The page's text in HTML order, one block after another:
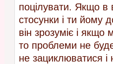
поцілувати. Якщо в
стосунки і ти йому
він зрозуміє і якщо
то проблеми не
не зациклюватися і